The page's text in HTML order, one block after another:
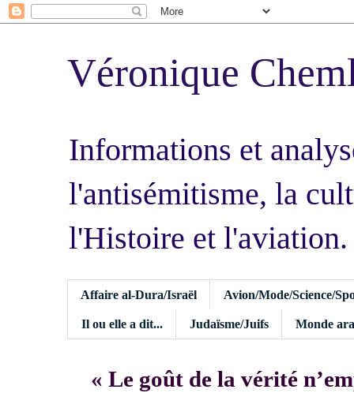
Véronique
Informations et
l'antisémitisme, la
l'Histoire et l'aviation.
Affaire al-Dura/Israël Avion/Mode/Science/
Il ou elle a dit... Judaïsme/Juifs Monde
« Le goût de la vérité